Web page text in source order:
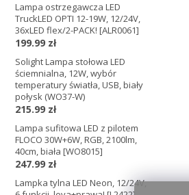
Lampa ostrzegawcza LED
TruckLED OPTI 12-19W, 12/24V,
36xLED flex/2-PACK! [ALR0061]
199.99 zł
Solight Lampa stołowa LED
ściemnialna, 12W, wybór
temperatury światła, USB, biały
połysk (WO37-W)
215.99 zł
Lampa sufitowa LED z pilotem
FLOCO 30W+6W, RGB, 2100lm,
40cm, biała [WO8015]
247.99 zł
Lampka tylna LED Neon, 12/24V,